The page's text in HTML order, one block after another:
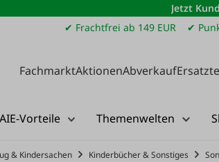
springen
Jetzt
✔ Frachtfrei ab 149 EUR
✔
FachmarktAktionenAbverkauf
Vorteile Themenwelten
& Kindersachen Kinderbücher & Sonstiges